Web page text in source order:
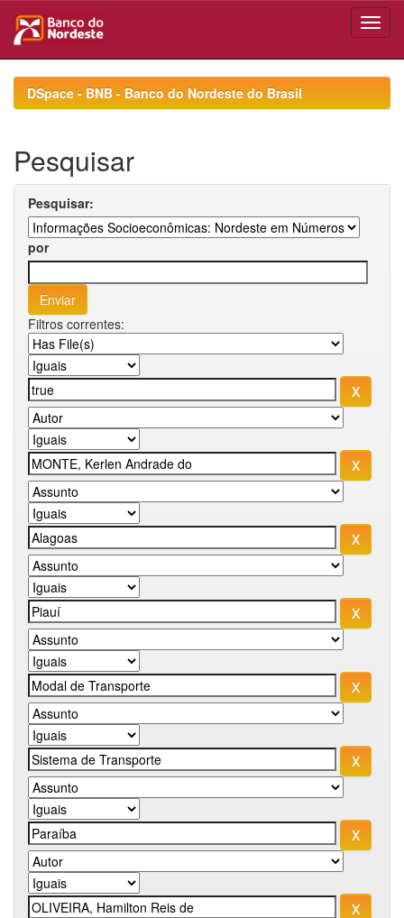
navigationDSpace - BNB - Banco do Nordeste do Brasil
Pesquisar
Pesquisar:
por
Filtros correntes: